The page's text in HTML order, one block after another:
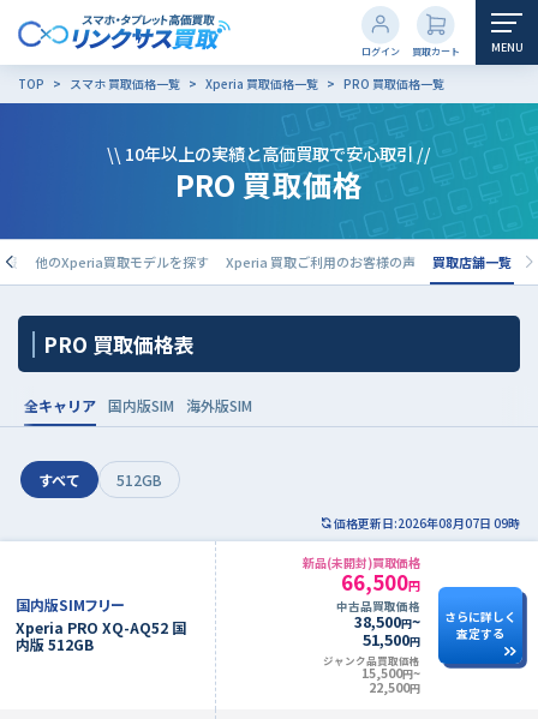
買取カート
ログイン MENU
TOP スマホ 買取価格一覧 Xperia 買取価格一覧 PRO 買取価格一覧
\\ 10年以上の実績と高価買取で安心取引 //
PRO 買取価格
報 他のXperia買取モデルを探す Xperia 買取ご利用のお客様の声 買取店舗一覧
PRO 買取価格表
全キャリア 国内版SIM 海外版SIM
すべて 512GB
価格更新日:2026年08月07日 09時
国内版SIMフリー
Xperia PRO XQ-AQ52 国
内版 512GB
新品(未開封)買取価格
66,500円
中古品買取価格
38,500円~
51,500円
ジャンク品買取価格
15,500円~
22,500円
さらに詳しく
査定する